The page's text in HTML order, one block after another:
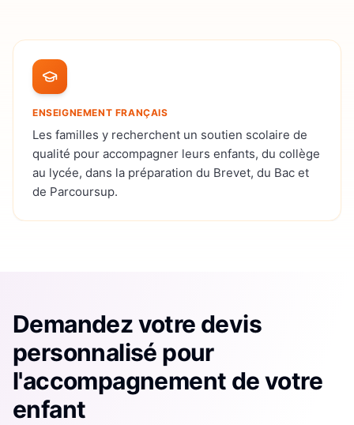
ENSEIGNEMENT FRANÇAIS
Les familles y recherchent un soutien scolaire de
qualité pour accompagner leurs enfants, du collège
au lycée, dans la préparation du Brevet, du Bac et
de Parcoursup.
Demandez votre devis
personnalisé pour
l'accompagnement de votre
enfant